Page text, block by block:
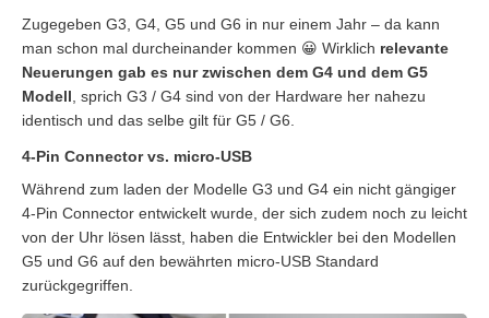
Zugegeben G3, G4, G5 und G6 in nur einem Jahr – da kann
man schon mal durcheinander kommen 😀 Wirklich relevante
Neuerungen gab es nur zwischen dem G4 und dem G5
Modell , sprich G3 / G4 sind von der Hardware her nahezu
identisch und das selbe gilt für G5 / G6.
4-Pin Connector vs. micro-USB
Während zum laden der Modelle G3 und G4 ein nicht gängiger
4-Pin Connector entwickelt wurde, der sich zudem noch zu leicht
von der Uhr lösen lässt, haben die Entwickler bei den Modellen
G5 und G6 auf den bewährten micro-USB Standard
zurückgegriffen.